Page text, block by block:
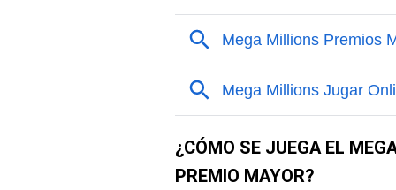
¿CÓMO SE JUEGA EL
PREMIO MAYOR?